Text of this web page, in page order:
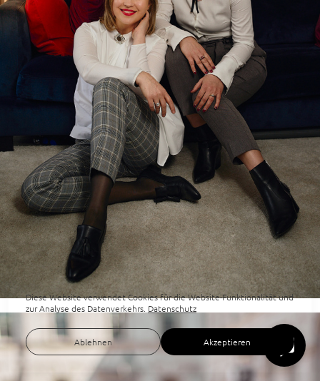
Diese Website verwendet Cookies für die Website-Funktionalität und
zur Analyse des Datenverkehrs. Datenschutz
Ablehnen Akzeptieren